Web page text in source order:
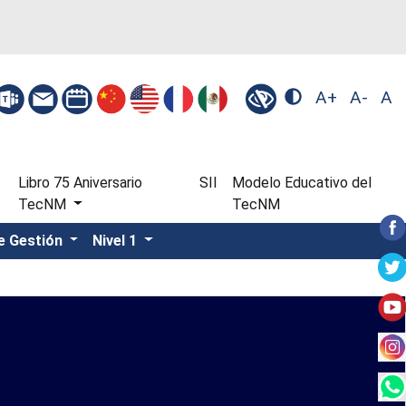
A+ A- A
Libro 75 Aniversario
TecNM
SII
Modelo Educativo del
TecNM
Gestión Nivel 1